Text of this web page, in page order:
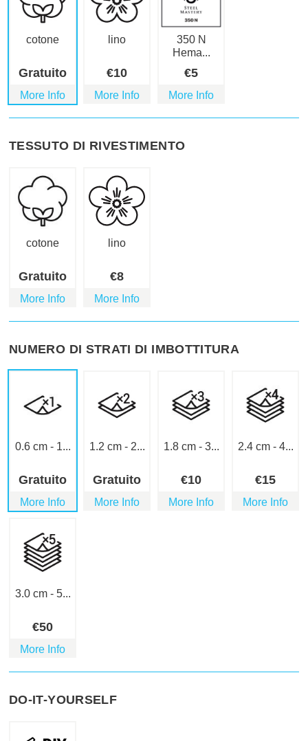
cotone
Gratuito
More Info
lino
€10
More Info
350 N
Hema...
€5
More Info
TESSUTO DI RIVESTIMENTO
cotone
Gratuito
More Info
lino
€8
More Info
NUMERO DI STRATI DI IMBOTTITURA
0.6 cm - 1...
Gratuito
More Info
1.2 cm - 2...
Gratuito
More Info
1.8 cm - 3...
€10
More Info
2.4 cm - 4...
€15
More Info
3.0 cm - 5...
€50
More Info
DO-IT-YOURSELF